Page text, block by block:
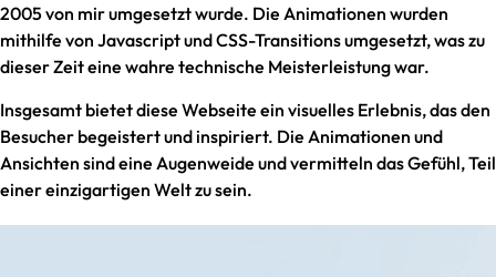
2005 von mir umgesetzt wurde. Die Animationen wurden
mithilfe von Javascript und CSS-Transitions umgesetzt, was zu
dieser Zeit eine wahre technische Meisterleistung war.
Insgesamt bietet diese Webseite ein visuelles Erlebnis, das den
Besucher begeistert und inspiriert. Die Animationen und
Ansichten sind eine Augenweide und vermitteln das Gefühl, Teil
einer einzigartigen Welt zu sein.